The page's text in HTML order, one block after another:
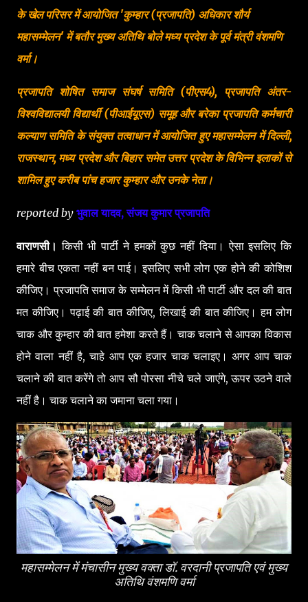
के खेल परिसर में आयोजित 'कुम्हार (प्रजापति) अधिकार शौर्य
महासम्मेलन' में बतौर मुख्य अतिथि बोले मध्य प्रदेश के पूर्व मंत्री वंशमणि
वर्मा।
प्रजापति शोषित समाज संघर्ष समिति (पीएस4), प्रजापति अंतर-
विश्वविद्यालयी विद्यार्थी (पीआईयूएस) समूह और बरेका प्रजापति कर्मचारी
कल्याण समिति के संयुक्त तत्वाधान में आयोजित हुए महासम्मेलन में दिल्ली,
राजस्थान, मध्य प्रदेश और बिहार समेत उत्तर प्रदेश के विभिन्न इलाकों से
शामिल हुए करीब पांच हजार कुम्हार और उनके नेता।
reported by भुवाल यादव, संजय कुमार प्रजापति
वाराणसी।किसी भी पार्टी ने हमकों कुछ नहीं दिया। ऐसा इसलिए कि
हमारे बीच एकता नहीं बन पाई। इसलिए सभी लोग एक होने की कोशिश
कीजिए। प्रजापति समाज के सम्मेलन में किसी भी पार्टी और दल की बात
मत कीजिए। पढ़ाई की बात कीजिए, लिखाई की बात कीजिए। हम लोग
चाक और कुम्हार की बात हमेशा करते हैं। चाक चलाने से आपका विकास
होने वाला नहीं है, चाहे आप एक हजार चाक चलाइए। अगर आप चाक
चलाने की बात करेंगे तो आप सौ पोरसा नीचे चले जाएंगे, ऊपर उठने वाले
नहीं है। चाक चलाने का जमाना चला गया।
महासम्मेलन में मंचासीन मुख्य वक्ता डॉ. वरदानी प्रजापति एवं मुख्य
अतिथि वंशमणि वर्मा